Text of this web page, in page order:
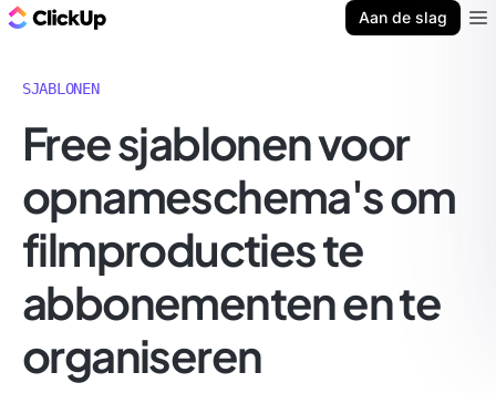
Aan de slag
SJABLONEN
Free sjablonen voor
opnameschema's om
filmproducties te
abbonementen en te
organiseren